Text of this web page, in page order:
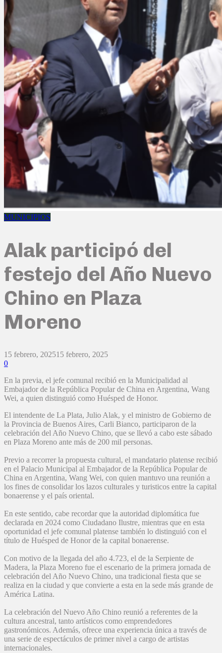
MUNICIPIOS
Alak participó del
festejo del Año Nuevo
Chino en Plaza
Moreno
15 febrero, 202515 febrero, 2025
0
En la previa, el jefe comunal recibió en la Municipalidad al
Embajador de la República Popular de China en Argentina, Wang
Wei, a quien distinguió como Huésped de Honor.
El intendente de La Plata, Julio Alak, y el ministro de Gobierno de
la Provincia de Buenos Aires, Carli Bianco, participaron de la
celebración del Año Nuevo Chino, que se llevó a cabo este sábado
en Plaza Moreno ante más de 200 mil personas.
Previo a recorrer la propuesta cultural, el mandatario platense recibió
en el Palacio Municipal al Embajador de la República Popular de
China en Argentina, Wang Wei, con quien mantuvo una reunión a
los fines de consolidar los lazos culturales y turisticos entre la capital
bonaerense y el país oriental.
En este sentido, cabe recordar que la autoridad diplomática fue
declarada en 2024 como Ciudadano Ilustre, mientras que en esta
oportunidad el jefe comunal platense también lo distinguió con el
título de Huésped de Honor de la capital bonaerense.
Con motivo de la llegada del año 4.723, el de la Serpiente de
Madera, la Plaza Moreno fue el escenario de la primera jornada de
celebración del Año Nuevo Chino, una tradicional fiesta que se
realiza en la ciudad y que convierte a esta en la sede más grande de
América Latina.
La celebración del Nuevo Año Chino reunió a referentes de la
cultura ancestral, tanto artísticos como emprendedores
gastronómicos. Además, ofrece una experiencia única a través de
una serie de espectáculos de primer nivel a cargo de artistas
internacionales.